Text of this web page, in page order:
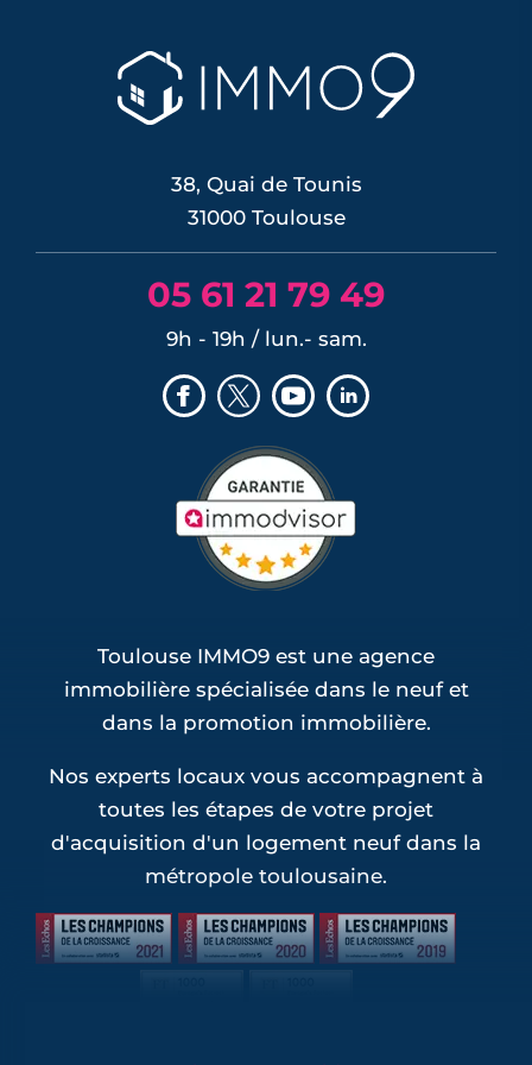
choc énergétique. L'effet sur les crédits
immobiliers reste limité à court terme,
les banques ayant anticipé la décision,
mais une ...
38, Quai de Tounis
31000 Toulouse
05 61 21 79 49
9h - 19h / lun.- sam.
Toulouse IMMO9 est une agence
immobilière spécialisée dans le neuf et
dans la promotion immobilière.
Nos experts locaux vous accompagnent à
toutes les étapes de votre projet
d'acquisition d'un logement neuf dans la
métropole toulousaine.